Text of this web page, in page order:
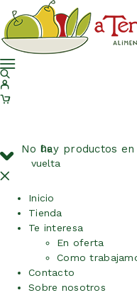
No hay productos
De
vuelta
Inicio
Tienda
Te interesa
En oferta
Como
Contacto
Sobre nosotros